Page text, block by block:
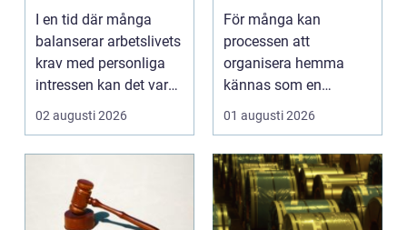
välmående och
gemenskap
I en tid där många
balanserar arbetslivets
krav med personliga
intressen kan det vara
en ...
02 augusti 2026
vardagen
För många kan
processen att
organisera hemma
kännas som en
överväldigande ...
01 augusti 2026